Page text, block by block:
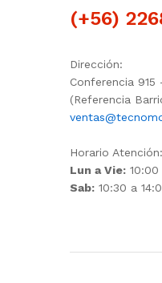
(+56)
Dirección:
Conferencia 915
(Referencia
Horario Atención:
Lun a Vie:
Sab: 10:30 a